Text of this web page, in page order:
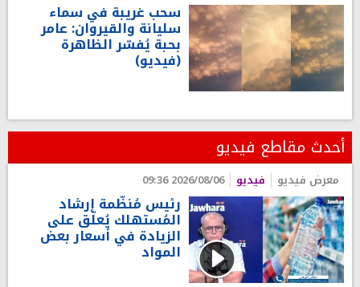
سحب غريبة في سماء
سليانة والقيروان: عامر
بحبة يُفسّر الظاهرة
(فيديو)
أحدث مقاطع فيديو
معرض فيديو فيديو 2026/08/06 09:36
رئيس مُنظّمة إرشاد
المُستهلك يُعلّق على
الزيادة في أسعار بعض
المواد